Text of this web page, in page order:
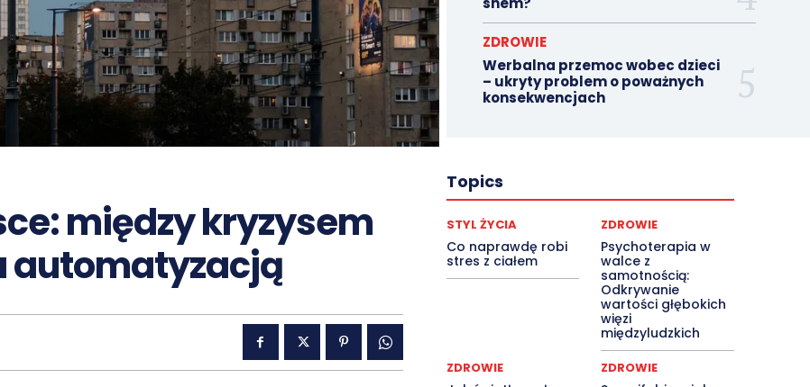
między kryzysem
automatyzacją
ZDROWIE
Werbalna przemoc wobec dzieci
– ukryty problem o poważnych
konsekwencjach
Topics
STYL ŻYCIA
Co naprawdę robi
stres z ciałem
ZDROWIE
Psychoterapia w
walce z
samotnością:
Odkrywanie
wartości głębokich
więzi
międzyludzkich
ZDROWIE ZDROWIE